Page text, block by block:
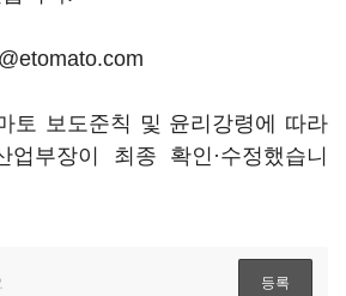
토 보도준칙 및 윤리강령에 따라
업부장이 최종 확인·수정했습니